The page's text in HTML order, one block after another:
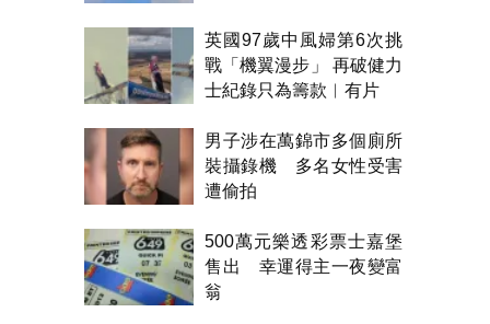
英國97歲中風婦第6次挑
戰「機翼漫步」 再破健力
士紀錄只為籌款︱有片
男子涉在萬錦市多個廁所
裝攝錄機 多名女性受害
遭偷拍
500萬元樂透彩票士嘉堡
售出 幸運得主一夜變富
翁